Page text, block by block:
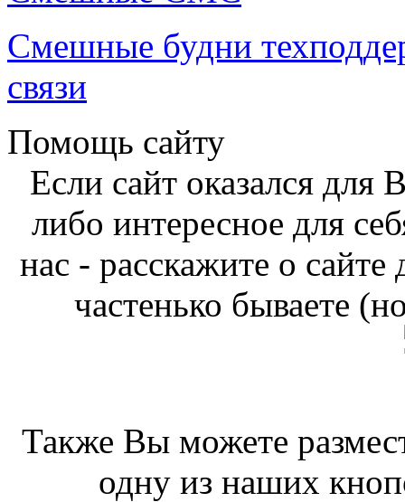
Смешные будни
связи
Помощь сайту
Если сайт оказался
либо интересное для
нас - расскажите о
частенько бываете
Также Вы можете
одну из наших